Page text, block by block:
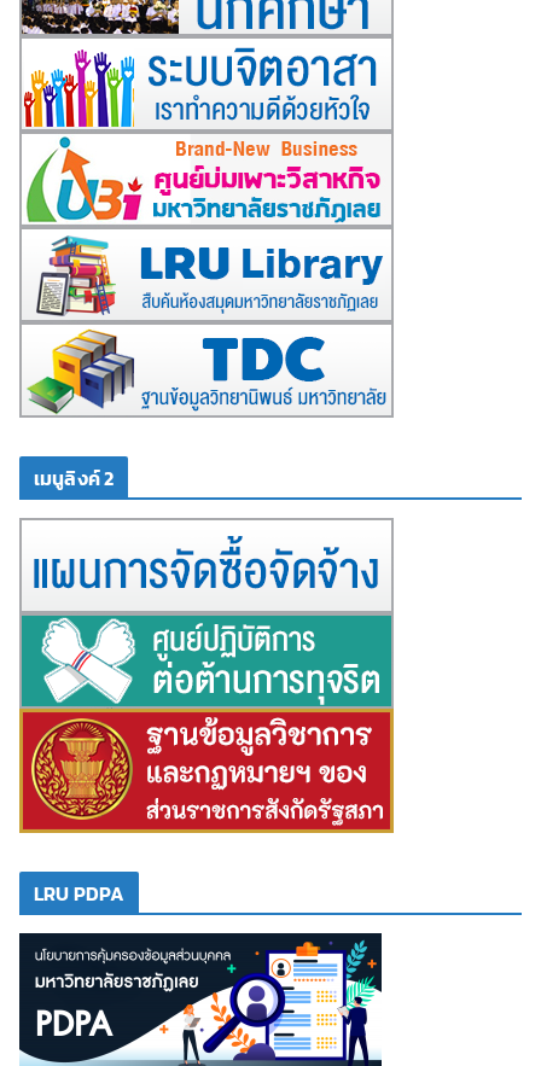
เมนูลิงค์ 2
LRU PDPA